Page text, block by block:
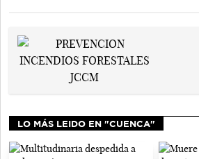
LO MÁS LEIDO EN "CUENCA"